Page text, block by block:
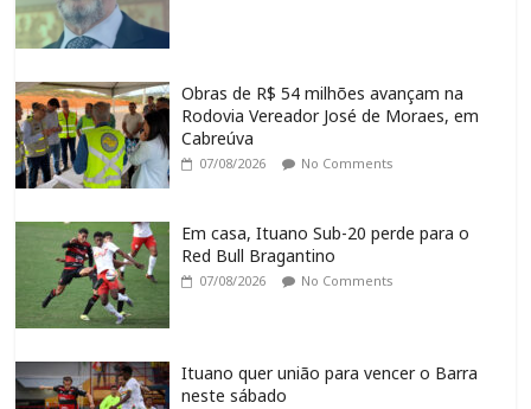
Obras de R$ 54 milhões avançam na
Rodovia Vereador José de Moraes, em
Cabreúva
07/08/2026 No Comments
Em casa, Ituano Sub-20 perde para o
Red Bull Bragantino
07/08/2026 No Comments
Ituano quer união para vencer o Barra
neste sábado